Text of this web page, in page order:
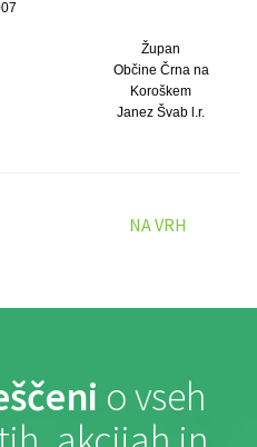
Župan
Občine Črna na
Koroškem
Janez Švab l.r.
NA VRH
o vseh